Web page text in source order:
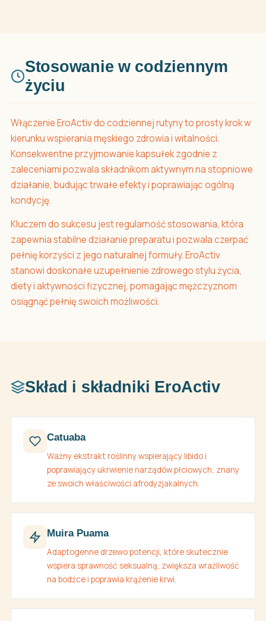
Stosowanie w codziennym
życiu
Włączenie EroActiv do codziennej rutyny to prosty krok w
kierunku wspierania męskiego zdrowia i witalności.
Konsekwentne przyjmowanie kapsułek zgodnie z
zaleceniami pozwala składnikom aktywnym na stopniowe
działanie, budując trwałe efekty i poprawiając ogólną
kondycję.
Kluczem do sukcesu jest regularność stosowania, która
zapewnia stabilne działanie preparatu i pozwala czerpać
pełnię korzyści z jego naturalnej formuły. EroActiv
stanowi doskonałe uzupełnienie zdrowego stylu życia,
diety i aktywności fizycznej, pomagając mężczyznom
osiągnąć pełnię swoich możliwości.
Skład i składniki EroActiv
Catuaba
Ważny ekstrakt roślinny wspierający libido i
poprawiający ukrwienie narządów płciowych, znany
ze swoich właściwości afrodyzjakalnych.
Muira Puama
Adaptogenne drzewo potencji, które skutecznie
wspiera sprawność seksualną, zwiększa wrażliwość
na bodźce i poprawia krążenie krwi.